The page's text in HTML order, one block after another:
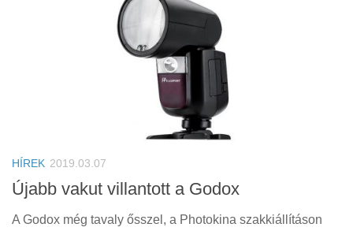
HÍREK 2019.03.07
Újabb vakut villantott a Godox
A Godox még tavaly ősszel, a Photokina szakkiállításon